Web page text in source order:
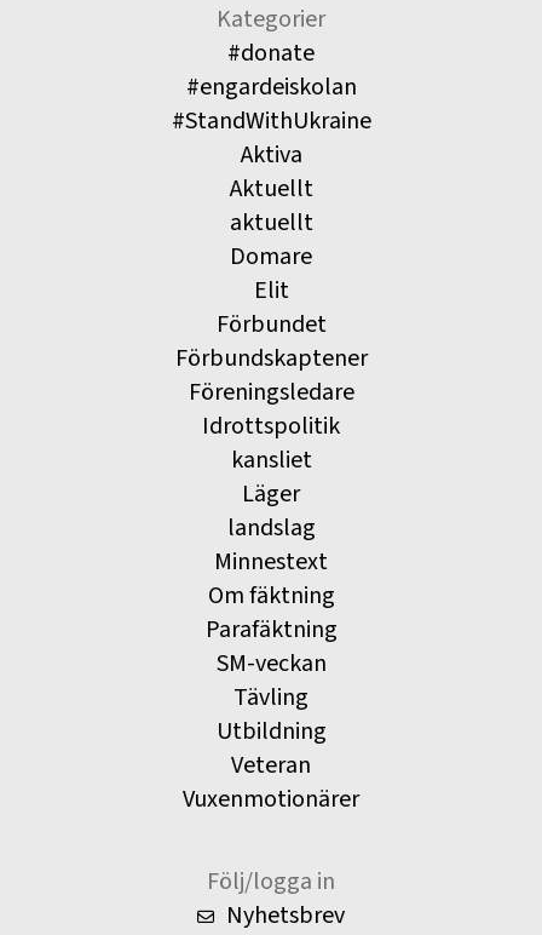
Kategorier
#donate
#engardeiskolan
#StandWithUkraine
Aktiva
Aktuellt
aktuellt
Domare
Elit
Förbundet
Förbundskaptener
Föreningsledare
Idrottspolitik
kansliet
Läger
landslag
Minnestext
Om fäktning
Parafäktning
SM-veckan
Tävling
Utbildning
Veteran
Vuxenmotionärer
Följ/logga in
Nyhetsbrev